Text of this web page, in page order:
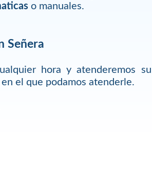
o manuales.
Señera
hora y atenderemos
el que podamos atenderle.